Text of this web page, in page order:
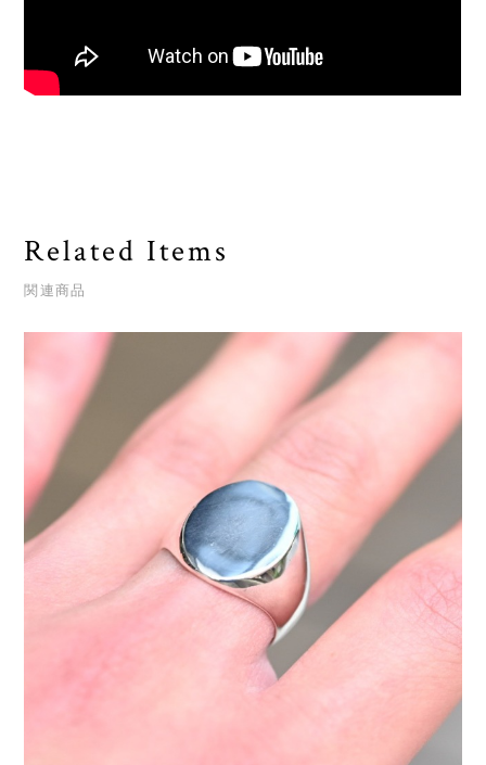
Related Items
関連商品